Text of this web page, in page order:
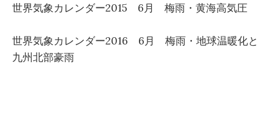
世界気象カレンダー2015 6月 梅雨・黄海高気圧
世界気象カレンダー2016 6月 梅雨・地球温暖化と
九州北部豪雨